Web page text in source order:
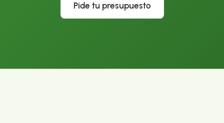
Pide tu presupuesto